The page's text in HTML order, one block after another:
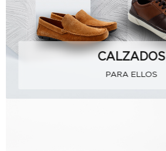
CALZADOS
PARA ELLOS